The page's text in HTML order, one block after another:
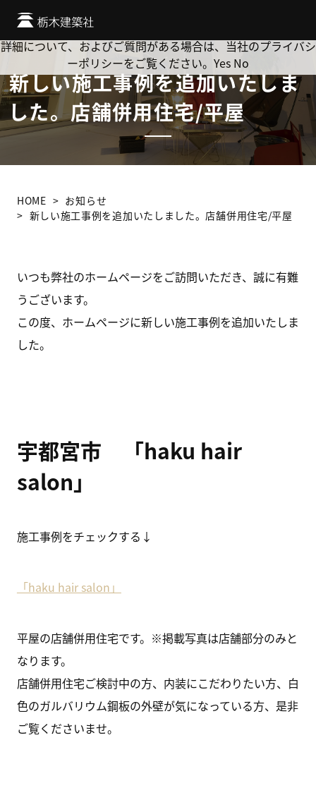
新しい施工事例を追加いたしま
した。店舗併用住宅/平屋
HOME
お知らせ
新しい施工事例を追加いたしました。店舗併用住宅/平屋
いつも弊社のホームページをご訪問いただき、誠に有難
うございます。
この度、ホームページに新しい施工事例を追加いたしま
した。
宇都宮市 「haku hair
salon」
施工事例をチェックする↓
「haku hair salon」
平屋の店舗併用住宅です。※掲載写真は店舗部分のみと
なります。
店舗併用住宅ご検討中の方、内装にこだわりたい方、白
色のガルバリウム鋼板の外壁が気になっている方、是非
ご覧くださいませ。
Cookie を使用して、お客様の活動を追跡してもよろしいです
か? 当社ではお客様のプライバシーを極めて重視しています。
詳細について、およびご質問がある場合は、当社のプライバシ
ーポリシーをご覧ください。 Yes No